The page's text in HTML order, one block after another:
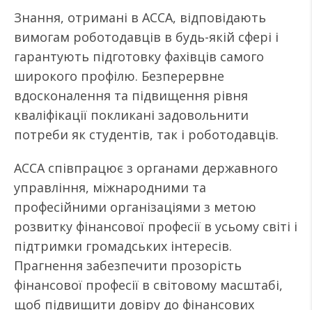
Знання, отримані в ACCA, відповідають
вимогам роботодавців в будь-якій сфері і
гарантують підготовку фахівців самого
широкого профілю. Безперервне
вдосконалення та підвищення рівня
кваліфікації покликані задовольнити
потреби як студентів, так і роботодавців.
ACCA співпрацює з органами державного
управління, міжнародними та
професійними організаціями з метою
розвитку фінансової професії в усьому світі і
підтримки громадських інтересів.
Прагнення забезпечити прозорість
фінансової професії в світовому масштабі,
щоб підвищити довіру до фінансових